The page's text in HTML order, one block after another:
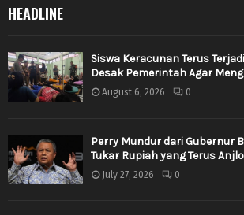
HEADLINE
Siswa Keracunan Terus
Desak Pemerintah Agar
August 6, 2026 0
Perry Mundur dari Gubernur
Tukar Rupiah yang Terus
July 27, 2026 0